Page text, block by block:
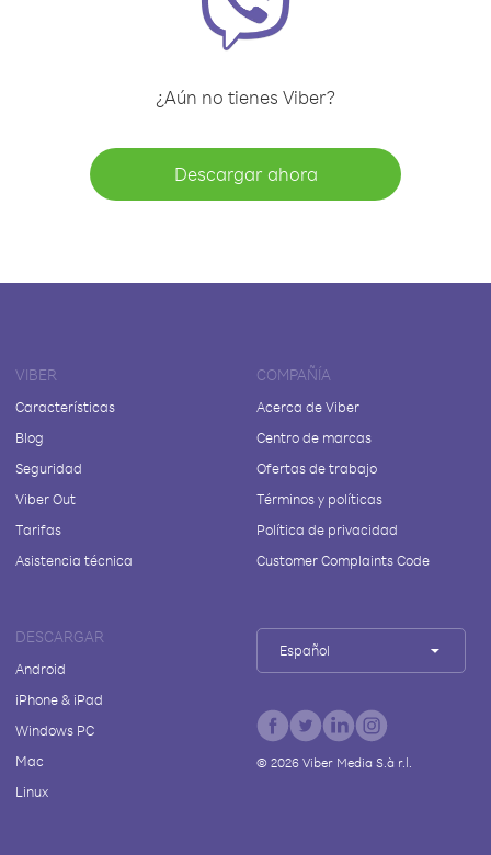
¿Aún no tienes Viber?
Descargar ahora
VIBER
Características
Blog
Seguridad
Viber Out
Tarifas
Asistencia técnica
COMPAÑÍA
Acerca de Viber
Centro de marcas
Ofertas de trabajo
Términos y políticas
Política de privacidad
Customer Complaints Code
DESCARGAR
Android
iPhone & iPad
Windows PC
Mac
Linux
Español
© 2026Viber Media S.à r.l.